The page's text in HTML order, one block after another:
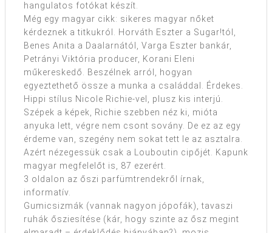
hangulatos fotókat készít.
Még egy magyar cikk: sikeres magyar nőket
kérdeznek a titkukról. Horváth Eszter a Sugar!tól,
Benes Anita a Daalarnától, Varga Eszter bankár,
Petrányi Viktória producer, Korani Eleni
műkereskedő. Beszélnek arról, hogyan
egyeztethető össze a munka a családdal. Érdekes.
Hippi stílus Nicole Richie-vel, plusz kis interjú.
Szépek a képek, Richie szebben néz ki, mióta
anyuka lett, végre nem csont sovány. De ez az egy
érdeme van, szegény nem sokat tett le az asztalra.
Azért nézegessük csak a Louboutin cipőjét. Kapunk
magyar megfelelőt is, 87 ezerért.
3 oldalon az őszi parfümtrendekről írnak,
informatív.
Gumicsizmák (vannak nagyon jópofák), tavaszi
ruhák ősziesítése (kár, hogy szinte az ősz megint